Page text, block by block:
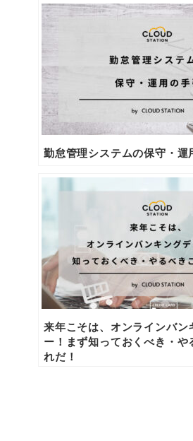
勤怠管理システムの保守・運
来年こそは、オンラインバン
ー！まず知っておくべき・や
れだ！